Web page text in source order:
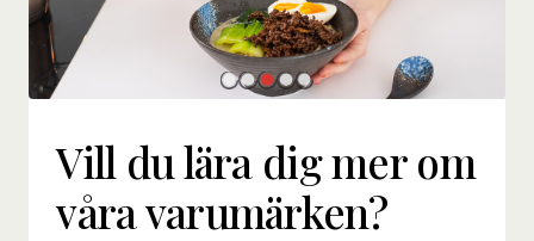
Vill du lära dig mer om
våra varumärken?